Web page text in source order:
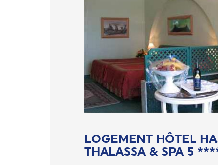
LOGEMENT HÔTEL
THALASSA & SPA 5